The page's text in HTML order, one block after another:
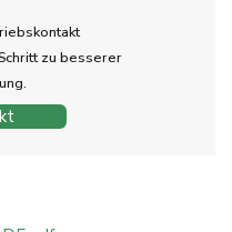
zu besserer